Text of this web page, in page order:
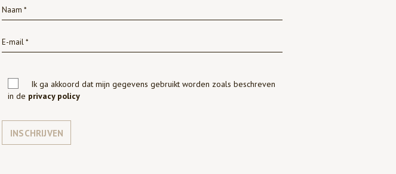
Ik ga akkoord dat mijn gegevens gebruikt worden zoals beschreven
in de privacy policy
INSCHRIJVEN